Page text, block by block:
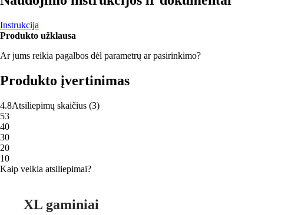
Instrukcija
Produkto užklausa
Ar jums reikia pagalbos dėl parametrų ar pasirinkimo?
Produkto įvertinimas
4.8Atsiliepimų skaičius (3)
53
40
30
20
10
Kaip veikia atsiliepimai?
XL gaminiai